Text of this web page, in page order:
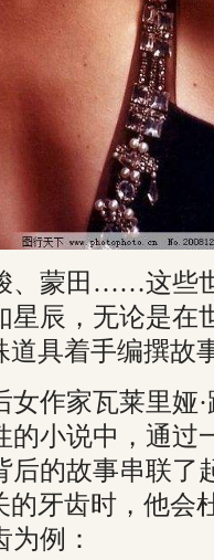
、蒙田……这些
星辰，无论是在
道具着手编撰故
女作家瓦莱里娅
的小说中，通过
后的故事串联了
的牙齿时，他会
例：